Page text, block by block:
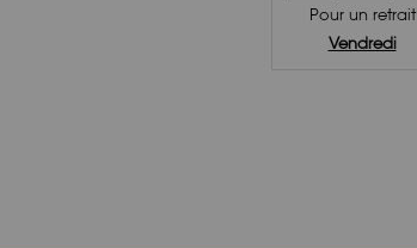
Pour un retrait
Vendredi